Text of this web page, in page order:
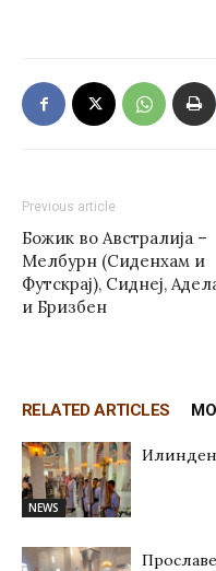
Previous article
Божик во Австралија –
Мелбурн (Сиденхам и
Футскрај), Сиднеј,
и Бризбен
RELATED ARTICLES
NEWS